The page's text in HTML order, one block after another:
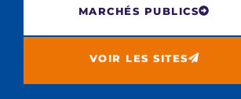
MARCHÉS PUBLICS
VOIR LES SITES